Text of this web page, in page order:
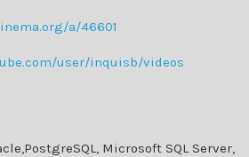
a/46601
user/inquisb/videos
Microsoft SQL Server,